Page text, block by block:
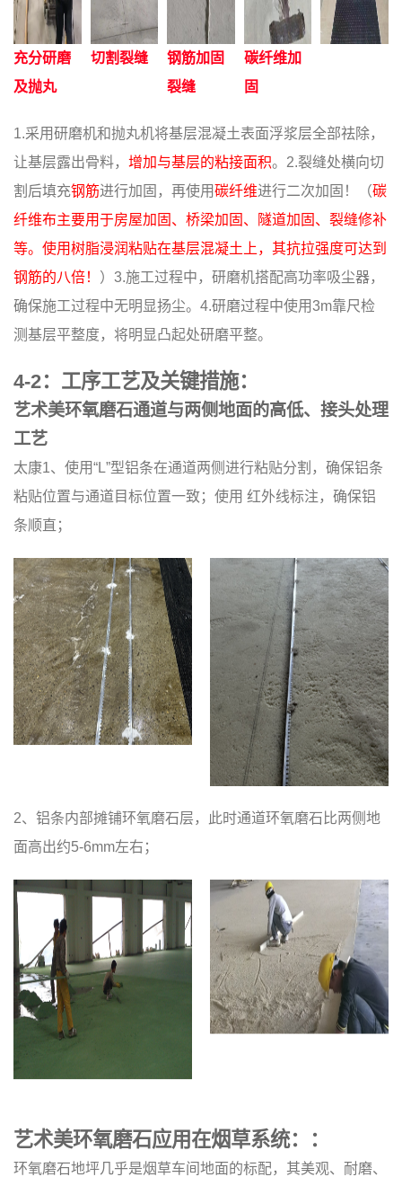
充分研磨
及抛丸
切割裂缝
钢筋加固
裂缝
碳纤维加
固
1.采用研磨机和抛丸机将基层混凝土表面浮浆层全部祛除，
让基层露出骨料， 增加与基层的粘接面积。2.裂缝处横向切
割后填充钢筋进行加固，再使用碳纤维进行二次加固！（碳
纤维布主要用于房屋加固、桥梁加固、隧道加固、裂缝修补
等。使用树脂浸润粘贴在基层混凝土上，其抗拉强度可达到
钢筋的八倍！ ）3.施工过程中，研磨机搭配高功率吸尘器，
确保施工过程中无明显扬尘。4.研磨过程中使用3m靠尺检
测基层平整度，将明显凸起处研磨平整。
4-2：工序工艺及关键措施：
艺术美环氧磨石通道与两侧地面的高低、接头处理
工艺
太康1、使用“L”型铝条在通道两侧进行粘贴分割，确保铝条
粘贴位置与通道目标位置一致；使用 红外线标注，确保铝
条顺直；
2、铝条内部摊铺环氧磨石层，此时通道环氧磨石比两侧地
面高出约5-6mm左右；
艺术美环氧磨石应用在烟草系统：：
环氧磨石地坪几乎是烟草车间地面的标配，其美观、耐磨、